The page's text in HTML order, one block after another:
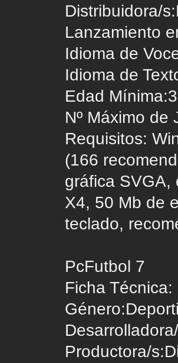
Distribuidora/
Lanzamiento
Idioma de
Idioma de
Edad Mínima:3
Nº Máximo de
Requisitos:
(166
gráfica SVGA,
X4, 50 Mb de
teclado,
PcFutbol 7
Ficha Técnica:
Productora/